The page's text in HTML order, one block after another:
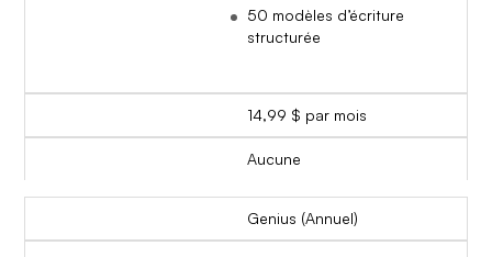
50 modèles d’écriture
structurée
14,99 $ par mois
Aucune
Genius (Annuel)